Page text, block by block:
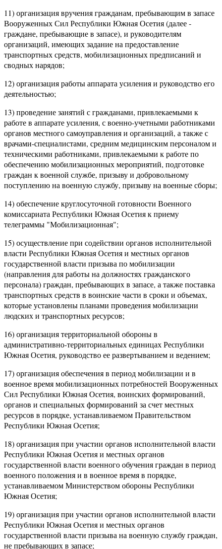
11) организация вручения гражданам, пребывающим в запасе
Вооруженных Сил Республики Южная Осетия (далее -
граждане, пребывающие в запасе), и руководителям
организаций, имеющих задание на предоставление
транспортных средств, мобилизационных предписаний и
сводных нарядов;
12) организация работы аппарата усиления и руководство его
деятельностью;
13) проведение занятий с гражданами, привлекаемыми к
работе в аппарате усиления, с военно-учетными работниками
органов местного самоуправления и организаций, а также с
врачами-специалистами, средним медицинским персоналом и
техническими работниками, привлекаемыми к работе по
обеспечению мобилизационных мероприятий, подготовке
граждан к военной службе, призыву и добровольному
поступлению на военную службу, призыву на военные сборы;
14) обеспечение круглосуточной готовности Военного
комиссариата Республики Южная Осетия к приему
телеграммы "Мобилизационная";
15) осуществление при содействии органов исполнительной
власти Республики Южная Осетия и местных органов
государственной власти призыва по мобилизации
(направления для работы на должностях гражданского
персонала) граждан, пребывающих в запасе, а также поставка
транспортных средств в воинские части в сроки и объемах,
которые установлены планами проведения мобилизации
людских и транспортных ресурсов;
16) организация территориальной обороны в
административно-территориальных единицах Республики
Южная Осетия, руководство ее развертыванием и ведением;
17) организация обеспечения в период мобилизации и в
военное время мобилизационных потребностей Вооруженных
Сил Республики Южная Осетия, воинских формирований,
органов и специальных формирований за счет местных
ресурсов в порядке, устанавливаемом Правительством
Республики Южная Осетия;
18) организация при участии органов исполнительной власти
Республики Южная Осетия и местных органов
государственной власти военного обучения граждан в период
военного положения и в военное время в порядке,
устанавливаемом Министерством обороны Республики
Южная Осетия;
19) организация при участии органов исполнительной власти
Республики Южная Осетия и местных органов
государственной власти призыва на военную службу граждан,
не пребывающих в запасе;